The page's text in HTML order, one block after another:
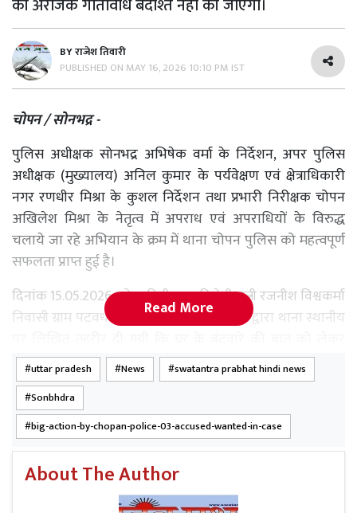
BYराजेश तिवारी
PUBLISHED ON MAY 16, 2026 10:10 PM IST
चोपन / सोनभद्र -
पुलिस अधीक्षक सोनभद्र अभिषेक वर्मा के निर्देशन, अपर पुलिस
अधीक्षक (मुख्यालय) अनिल कुमार के पर्यवेक्षण एवं क्षेत्राधिकारी
नगर रणधीर मिश्रा के कुशल निर्देशन तथा प्रभारी निरीक्षक चोपन
अखिलेश मिश्रा के नेतृत्व में अपराध एवं अपराधियों के विरुद्ध
चलाये जा रहे अभियान के क्रम में थाना चोपन पुलिस को महत्वपूर्ण
सफलता प्राप्त हुई है।
दिनांक 15.05.2026 को वादिनी जानकी देवी पत्नी रजनीश विश्वकर्मा
निवासी ग्राम पटवध थाना चोपन जनपद सोनभद्र द्वारा थाना स्थानीय
उनके भसुर कृपाशंकर विश्वकर्मा, उनकी पत्नी पार्वती पत्नी कृपाशंकर
विश्वकर्मा, उनके पुत्र रवि विश्वकर्मा पुत्र कृपाशंकर विश्वकर्मा एवं पुत्री
मीनू पुत्री कृपाशंकर द्वारा गाली-गलौज करते हुए धारदार हथियार से
जान से मारने की नीयत से वादिनी के पति रजनीश विश्वकर्मा पर
हमला कर दिया गया, जिससे उन्हें गंभीर चोटें आयीं।
प्राप्त तहरीर के आधार पर थाना चोपन पर मु0अ0सं0 0177/2026
धारा 109(1), 115(2), 191(2), 352, 351(3) बीएनएस के अंतर्गत
Read More
uttar pradesh News
swatantra prabhat hindi news
Sonbhdra
big-action-by-chopan-police-03-accused-wanted-in-case
About The Author